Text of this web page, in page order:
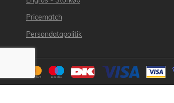
Pricematch
Persondatapolitik